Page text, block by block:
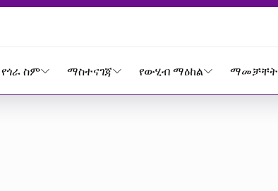
የጎራ ስም ማስተናገጃ የውሂብ ማዕከል ማመቻቸት